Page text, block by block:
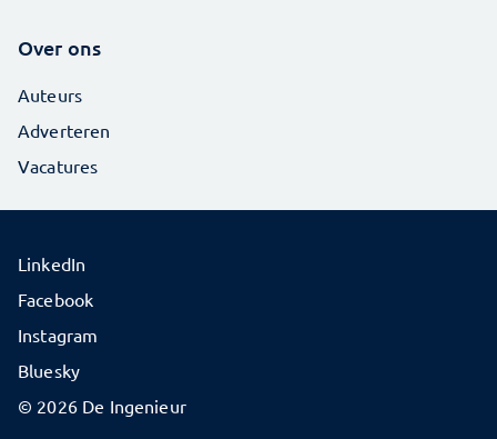
Over ons
Auteurs
Adverteren
Vacatures
© 2026 De Ingenieur
LinkedIn
Facebook
Instagram
Bluesky